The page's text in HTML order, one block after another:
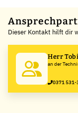
+
−
Dieser Kontakt hilft dir
Herr
an der
0371 531-